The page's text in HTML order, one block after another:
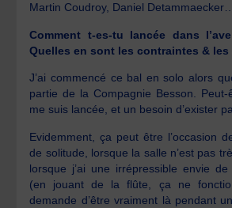
Martin Coudroy, Daniel
Comment t-es-tu lancée dans
Quelles en sont les contraintes & les
J’ai commencé ce bal en solo alors
partie de la Compagnie Besson.
me suis lancée, et un besoin d’exister
Evidemment, ça peut être l’occasion
de solitude, lorsque la salle n’est pas
lorsque j’ai une irrépressible envie
(en jouant de la flûte, ça ne
demande d’être vraiment là pendant